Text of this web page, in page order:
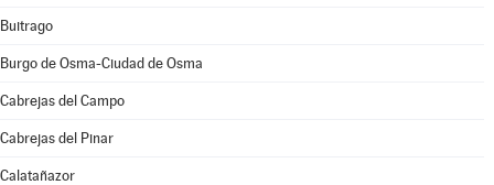
Buitrago
Burgo de Osma-Ciudad de Osma
Cabrejas del Campo
Cabrejas del Pinar
Calatañazor